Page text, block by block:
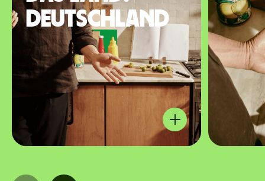
Deutschland